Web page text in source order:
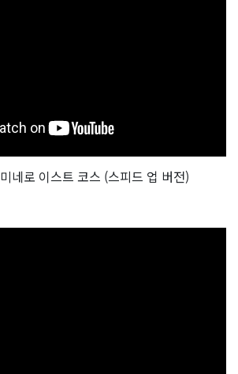
미네로 이스트 코스 (스피드 업 버전)